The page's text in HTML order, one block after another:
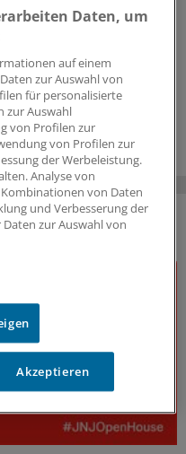
weist für mehrere
Fallzahlen je
sich die
Bundesverband
INTERESSIEREN
Daten, um
auf einem
zur Auswahl von
für personalisierte
zur Auswahl
von Profilen zur
von Profilen zur
der Werbeleistung.
Analyse von
von Daten
und Verbesserung der
zur Auswahl von
Akzeptieren